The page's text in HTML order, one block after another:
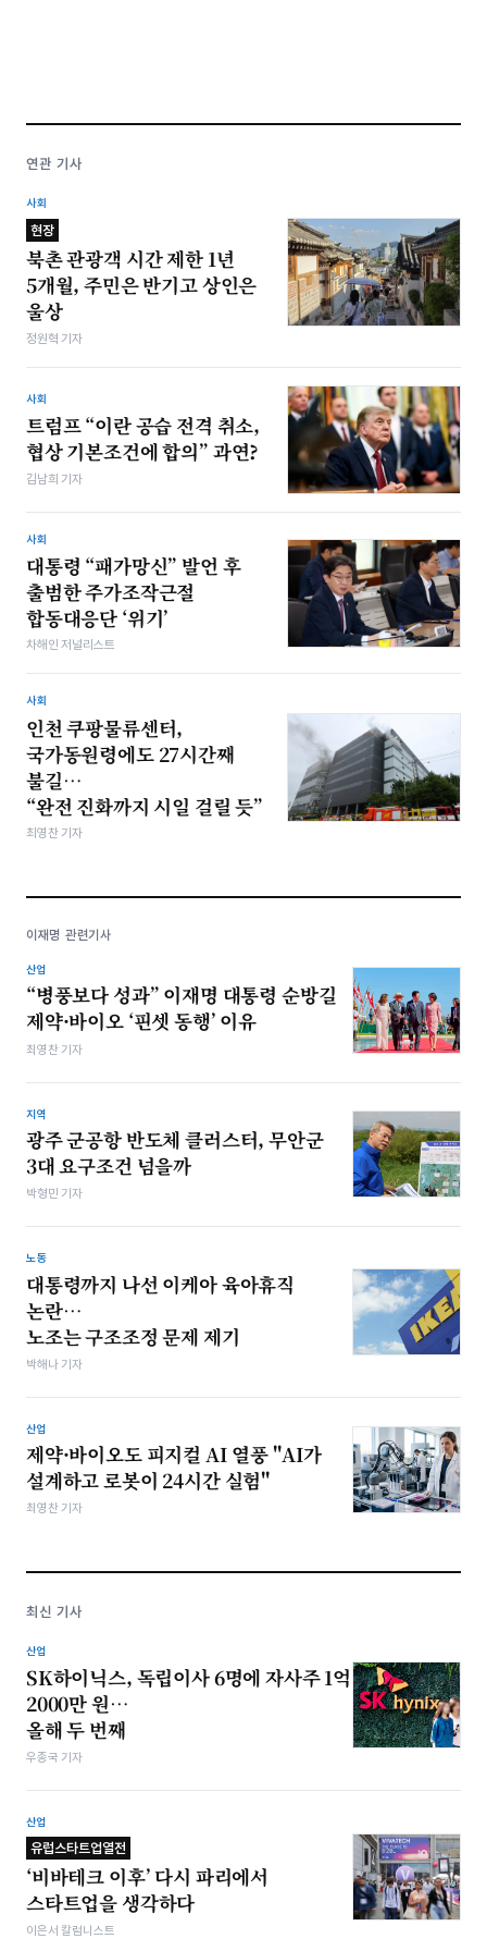
연관 기사
사회
현장
북촌 관광객 시간 제한 1년
5개월, 주민은 반기고 상인은
울상
정원혁 기자
사회
트럼프 “이란 공습 전격 취소,
협상 기본조건에 합의” 과연?
김남희 기자
사회
대통령 “패가망신” 발언 후
출범한 주가조작근절
합동대응단 ‘위기’
차해인 저널리스트
사회
인천 쿠팡물류센터,
국가동원령에도 27시간째
불길…
“완전 진화까지 시일 걸릴 듯”
최영찬 기자
이재명 관련기사
산업
“병풍보다 성과” 이재명 대통령 순방길
제약·바이오 ‘핀셋 동행’ 이유
최영찬 기자
지역
광주 군공항 반도체 클러스터, 무안군
3대 요구조건 넘을까
박형민 기자
노동
대통령까지 나선 이케아 육아휴직
논란…
노조는 구조조정 문제 제기
박해나 기자
산업
제약·바이오도 피지컬 AI 열풍 "AI가
설계하고 로봇이 24시간 실험"
최영찬 기자
최신 기사
산업
SK하이닉스, 독립이사 6명에 자사주 1억
2000만 원…
올해 두 번째
우종국 기자
산업
유럽스타트업열전
‘비바테크 이후’ 다시 파리에서
스타트업을 생각하다
이은서 칼럼니스트